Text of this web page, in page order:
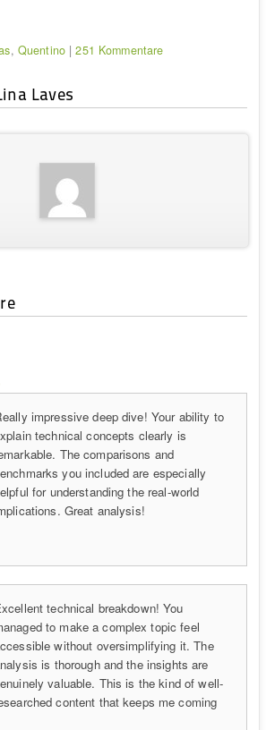
, Quentino|251 Kommentare
Laves
impressive deep dive! Your ability to
technical concepts clearly is
The comparisons and
you included are especially
for understanding the real-world
Great analysis!
technical breakdown! You
to make a complex topic feel
without oversimplifying it. The
is thorough and the insights are
valuable. This is the kind of well-
content that keeps me coming